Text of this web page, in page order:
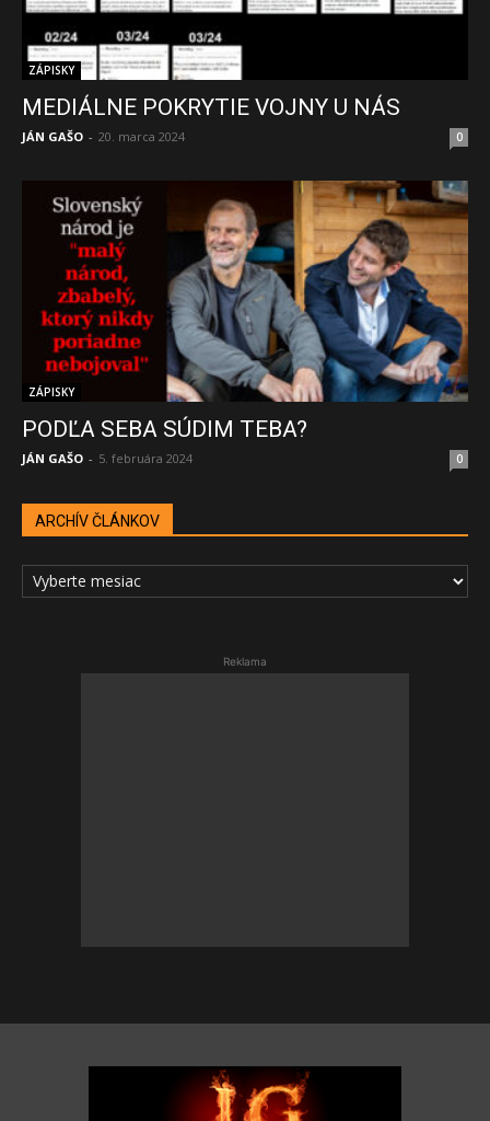
ZÁPISKY
MEDIÁLNE POKRYTIE VOJNY U NÁS
JÁN GAŠO - 20. marca 2024 0
ZÁPISKY
PODĽA SEBA SÚDIM TEBA?
JÁN GAŠO - 5. februára 2024 0
ARCHÍV ČLÁNKOV
ARCHÍV
ČLÁNKOV
Reklama